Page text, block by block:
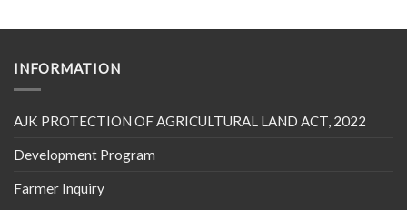
INFORMATION
AJK PROTECTION OF AGRICULTURAL LAND ACT, 2022
Development Program
Farmer Inquiry